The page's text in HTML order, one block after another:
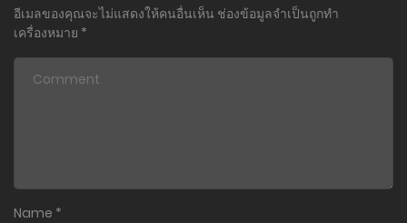
อีเมลของคุณจะไม่แสดงให้คนอื่นเห็น ช่องข้อมูลจำเป็นถูกทำ
เครื่องหมาย *
Name *